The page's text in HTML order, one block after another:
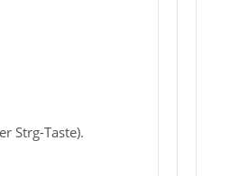
Strg-Taste).